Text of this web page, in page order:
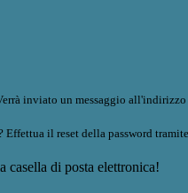
inviato un messaggio
Effettua il reset della password
casella di posta elettronica!